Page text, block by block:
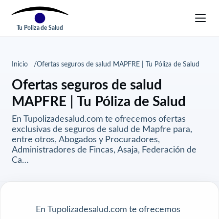
Tu Poliza de Salud
Inicio Ofertas seguros de salud MAPFRE | Tu Póliza de Salud
Ofertas seguros de salud
MAPFRE | Tu Póliza de Salud
En Tupolizadesalud.com te ofrecemos ofertas
exclusivas de seguros de salud de Mapfre para,
entre otros, Abogados y Procuradores,
Administradores de Fincas, Asaja, Federación de
Ca…
En Tupolizadesalud.com te ofrecemos